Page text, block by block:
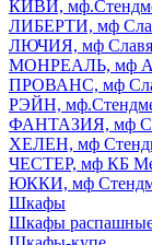
КИВИ,
ЛИБЕРТИ, мф
ЛЮЧИЯ, мф
МОНРЕАЛЬ, мф
ПРОВАНС, мф
РЭЙН,
ФАНТАЗИЯ, мф
ХЕЛЕН, мф
ЧЕСТЕР, мф КБ
ЮККИ, мф
Шкафы
Шкафы